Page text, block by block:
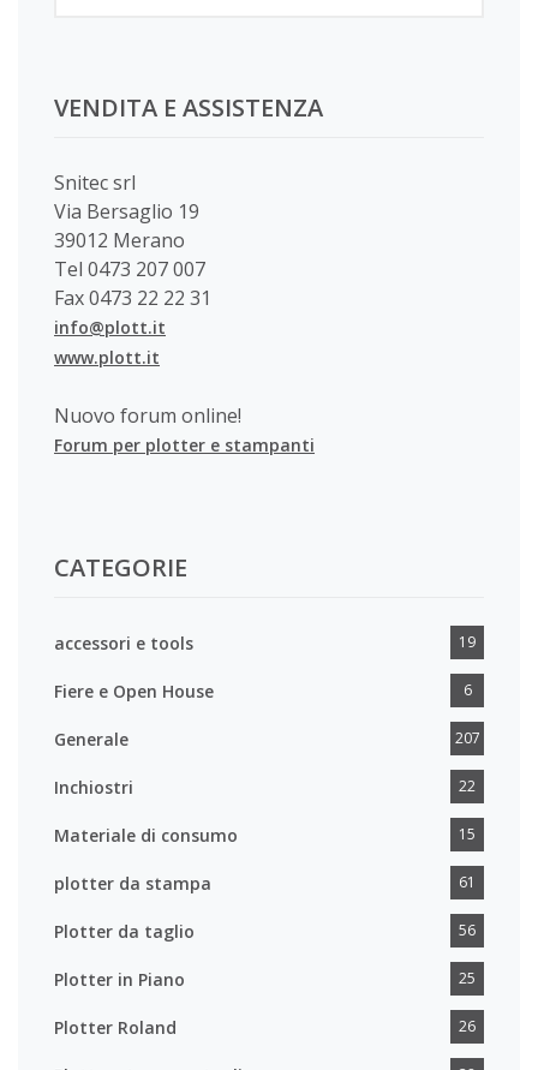
VENDITA E ASSISTENZA
Snitec srl
Via Bersaglio 19
39012 Merano
Tel 0473 207 007
Fax 0473 22 22 31
info@plott.it
www.plott.it
Nuovo forum online!
Forum per plotter e stampanti
CATEGORIE
accessori e tools 19
Fiere e Open House 6
Generale 207
Inchiostri 22
Materiale di consumo 15
plotter da stampa 61
Plotter da taglio 56
Plotter in Piano 25
Plotter Roland 26